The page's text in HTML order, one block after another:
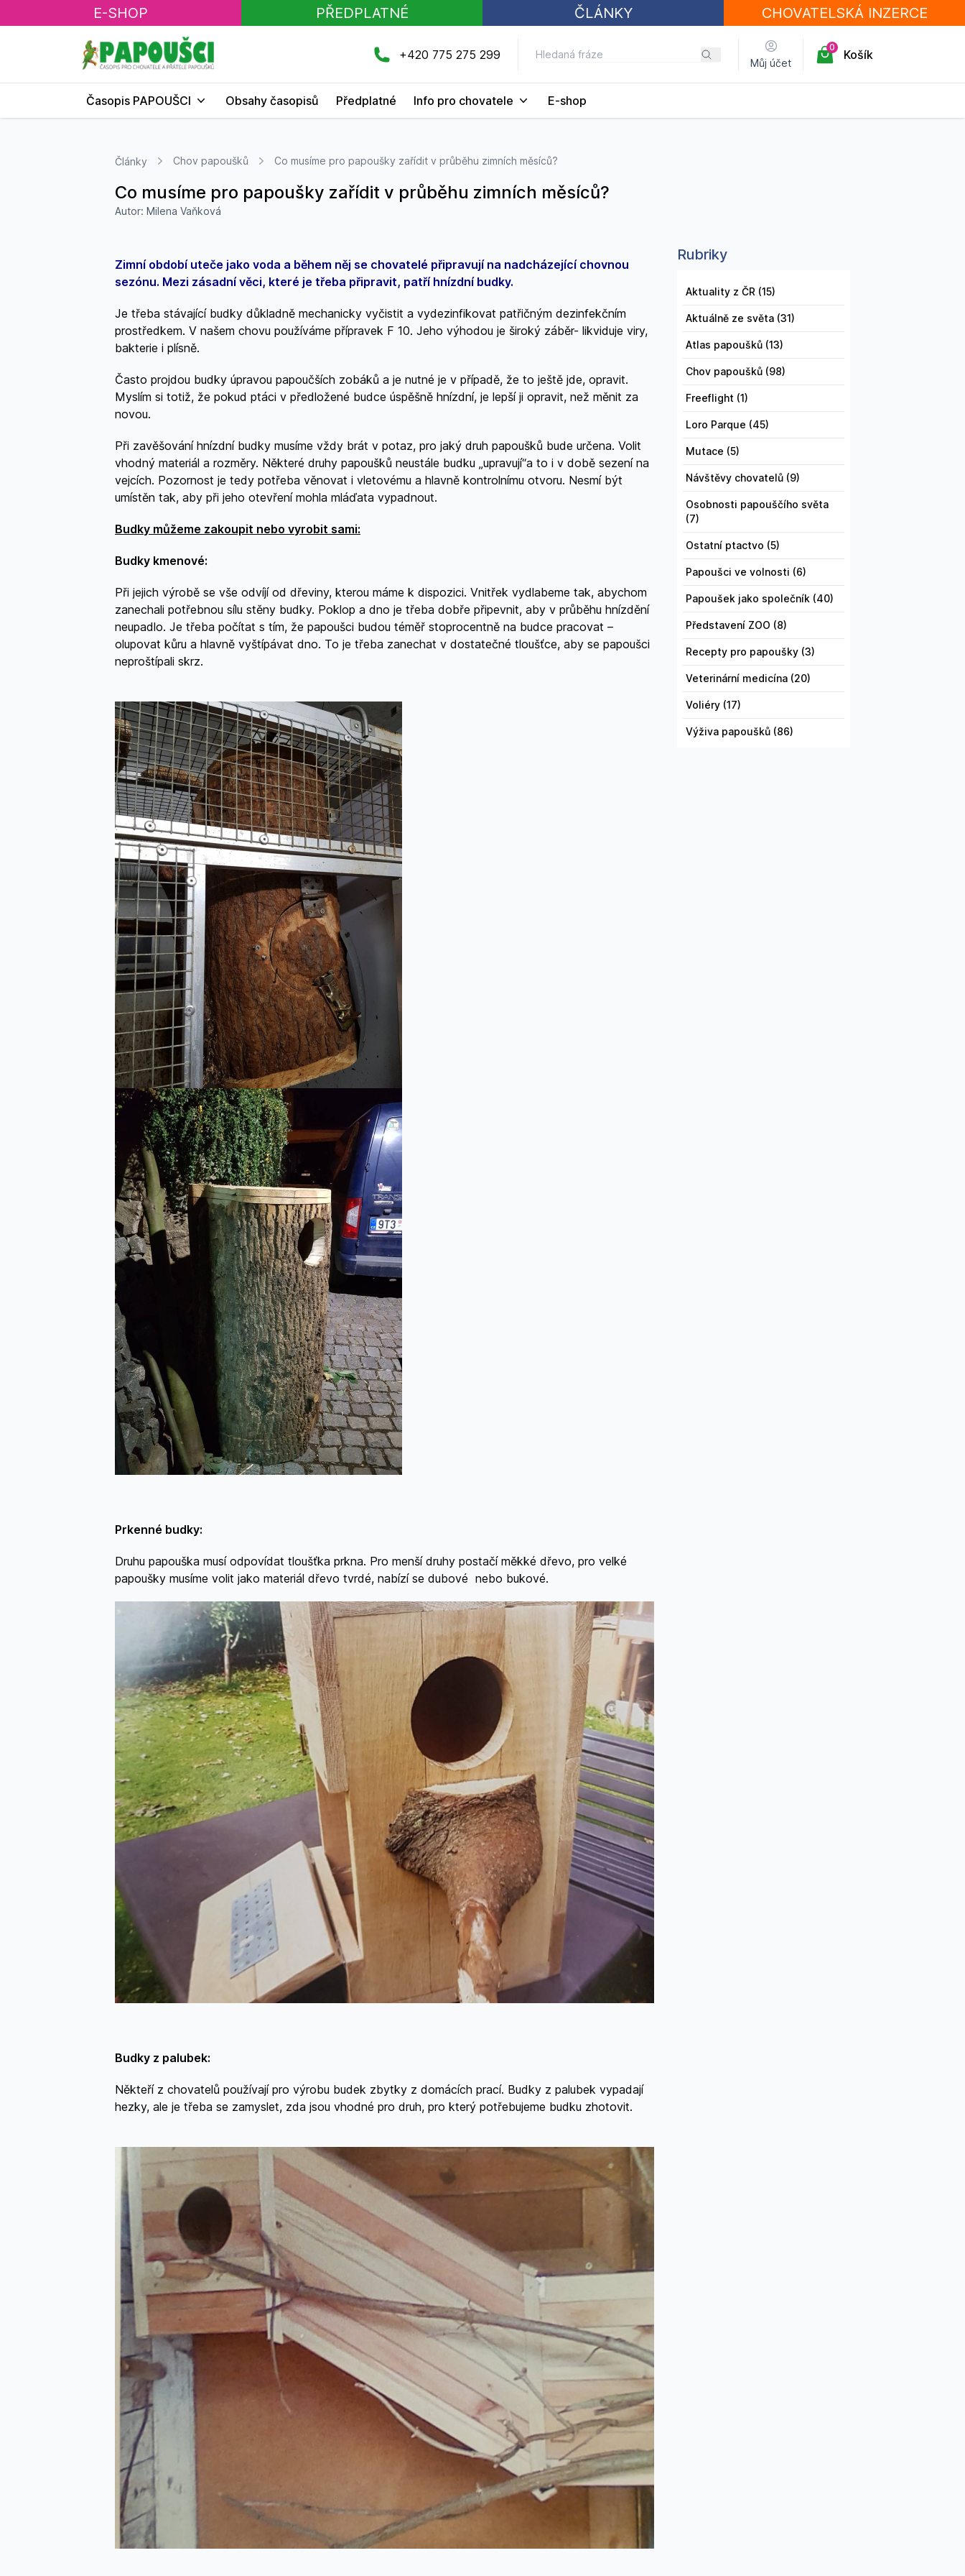
E-SHOP PŘEDPLATNÉ ČLÁNKY CHOVATELSKÁINZERCE
+420 775 275 299
Můj účet
0
Košík
Časopis PAPOUŠCI Obsahy časopisů Předplatné Info pro chovatele E-shop
Články Chov papoušků Co musíme pro papoušky zařídit v průběhu zimních měsíců?
Co musíme pro papoušky zařídit v průběhu zimních měsíců?
Autor: Milena Vaňková
Zimní období uteče jako voda a během něj se chovatelé připravují na nadcházející chovnou
sezónu. Mezi zásadní věci, které je třeba připravit, patří hnízdní budky.
Je třeba stávající budky důkladně mechanicky vyčistit a vydezinfikovat patřičným dezinfekčním
prostředkem. V našem chovu používáme přípravek F 10. Jeho výhodou je široký záběr- likviduje viry,
bakterie i plísně.
Často projdou budky úpravou papoučších zobáků a je nutné je v případě, že to ještě jde, opravit.
Myslím si totiž, že pokud ptáci v předložené budce úspěšně hnízdní, je lepší ji opravit, než měnit za
novou.
Při zavěšování hnízdní budky musíme vždy brát v potaz, pro jaký druh papoušků bude určena. Volit
vhodný materiál a rozměry. Některé druhy papoušků neustále budku „upravují“a to i v době sezení na
vejcích. Pozornost je tedy potřeba věnovat i vletovému a hlavně kontrolnímu otvoru. Nesmí být
umístěn tak, aby při jeho otevření mohla mláďata vypadnout.
Budky můžeme zakoupit nebo vyrobit sami:
Budky kmenové:
Při jejich výrobě se vše odvíjí od dřeviny, kterou máme k dispozici. Vnitřek vydlabeme tak, abychom
zanechali potřebnou sílu stěny budky. Poklop a dno je třeba dobře připevnit, aby v průběhu hnízdění
neupadlo. Je třeba počítat s tím, že papoušci budou téměř stoprocentně na budce pracovat –
olupovat kůru a hlavně vyštípávat dno. To je třeba zanechat v dostatečné tloušťce, aby se papoušci
neproštípali skrz.
Prkenné budky:
Druhu papouška musí odpovídat tloušťka prkna. Pro menší druhy postačí měkké dřevo, pro velké
papoušky musíme volit jako materiál dřevo tvrdé, nabízí se dubové nebo bukové.
Budky z palubek:
Někteří z chovatelů používají pro výrobu budek zbytky z domácích prací. Budky z palubek vypadají
hezky, ale je třeba se zamyslet, zda jsou vhodné pro druh, pro který potřebujeme budku zhotovit.
Rubriky
Aktuality z ČR (15)
Aktuálně ze světa (31)
Atlas papoušků (13)
Chov papoušků (98)
Freeflight (1)
Loro Parque (45)
Mutace (5)
Návštěvy chovatelů (9)
Osobnosti papouščího světa
(7)
Ostatní ptactvo (5)
Papoušci ve volnosti (6)
Papoušek jako společník (40)
Představení ZOO (8)
Recepty pro papoušky (3)
Veterinární medicína (20)
Voliéry (17)
Výživa papoušků (86)